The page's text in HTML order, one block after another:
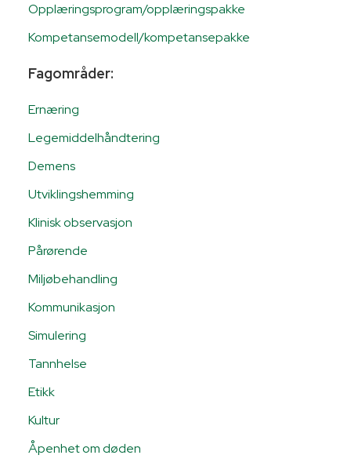
Opplæringsprogram/opplæringspakke
Kompetansemodell/kompetansepakke
Fagområder:
Ernæring
Legemiddelhåndtering
Demens
Utviklingshemming
Klinisk observasjon
Pårørende
Miljøbehandling
Kommunikasjon
Simulering
Tannhelse
Etikk
Kultur
Åpenhet om døden